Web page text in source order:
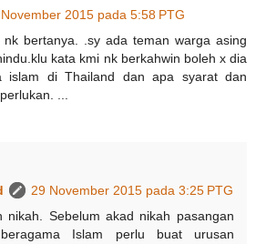
2015 pada 5:58 PTG
bertanya. .sy ada teman warga asing
kata kmi nk berkahwin boleh x dia
islam di Thailand dan apa syarat dan
...
29 November 2015 pada 3:25 PTG
nikah. Sebelum akad nikah pasangan
Islam perlu buat urusan